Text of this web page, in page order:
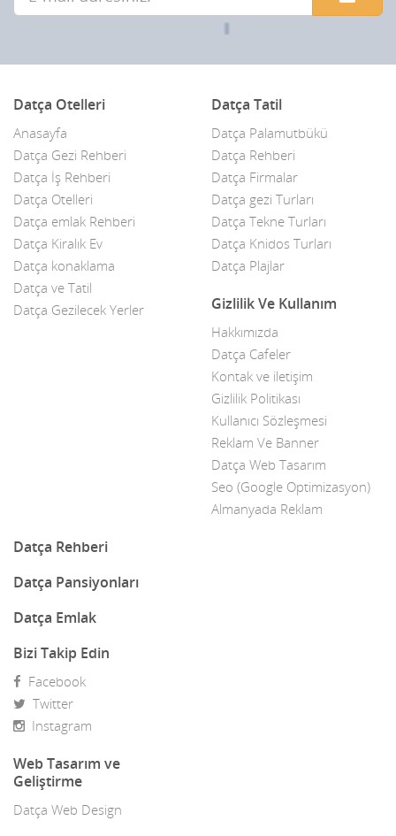
Datça Otelleri
Anasayfa
Datça Gezi Rehberi
Datça İş Rehberi
Datça Otelleri
Datça emlak Rehberi
Datça Kiralık Ev
Datça konaklama
Datça ve Tatil
Datça Gezilecek Yerler
Datça Tatil
Datça Palamutbükü
Datça Rehberi
Datça Firmalar
Datça gezi Turları
Datça Tekne Turları
Datça Knidos Turları
Datça Plajlar
Gizlilik Ve Kullanım
Hakkımızda
Datça Cafeler
Kontak ve iletişim
Gizlilik Politikası
Kullanıcı Sözleşmesi
Reklam Ve Banner
Datça Web Tasarım
Seo (Google Optimizasyon)
Almanyada Reklam
Datça Rehberi
Datça Pansiyonları
Datça Emlak
Bizi Takip Edin
Facebook
Twitter
Instagram
Web Tasarım ve
Geliştirme
Datça Web Design